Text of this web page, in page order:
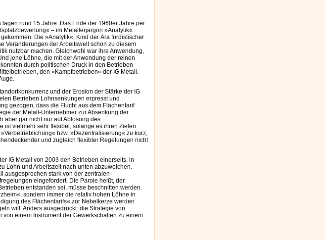
rund 15 Jahre. Das Ende der 1960er Jahre per
– im Metallerjargon »Analytik«
Die »Analytik«, Kind der Ära fordistischer
Veränderungen der Arbeitswelt schon zu diesem
nutzbar machen. Gleichwohl war ihre Anwendung,
jene Löhne, die mit der Anwendung der reinen
durch politischen Druck in den Betrieben
den »Kampfbetrieben« der IG Metall.
und der Erosion der Stärke der IG
Betrieben Lohnsenkungen erpresst und
gezogen, dass die Flucht aus dem Flächentarif
der Metall-Unternehmer zur Absenkung der
aber gar nicht nur auf Ablösung des
ist vielmehr sehr flexibel, solange es ihren Zielen
bzw. »Dezentralisierung« zu kurz,
und zugleich flexibler Regelungen nicht
IG Metall von 2003 den Betrieben einerseits, in
Lohn und Arbeitszeit nach unten abzuweichen.
ausgesprochen stark von der zentralen
eingefordert. Die Parole heißt, der
entstanden sei, müsse beschnitten werden.
sondern immer die relativ hohen Löhne in
des Flächentarifs« zur Nebelkerze werden
will. Anders ausgedrückt: die Strategie von
einem Instrument der Gewerkschaften zu einem